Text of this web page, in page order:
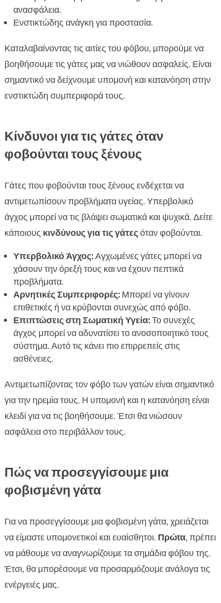
ανασφάλεια.
Ενστικτώδης ανάγκη για προστασία.
Καταλαβαίνοντας τις αιτίες του φόβου, μπορούμε να
βοηθήσουμε τις γάτες μας να νιώθουν ασφαλείς. Είναι
σημαντικό να δείχνουμε υπομονή και κατανόηση στην
ενστικτώδη συμπεριφορά τους.
Κίνδυνοι για τις γάτες όταν
φοβούνται τους ξένους
Γάτες που φοβούνται τους ξένους ενδέχεται να
αντιμετωπίσουν προβλήματα υγείας. Υπερβολικό
άγχος μπορεί να τις βλάψει σωματικά και ψυχικά. Δείτε
κάποιους κινδύνους για τις γάτεςόταν φοβούνται.
Υπερβολικό Άγχος:Αγχωμένες γάτες μπορεί να
χάσουν την όρεξή τους και να έχουν πεπτικά
προβλήματα.
Αρνητικές Συμπεριφορές:Μπορεί να γίνουν
επιθετικές ή να κρύβονται συνεχώς από φόβο.
Επιπτώσεις στη Σωματική Υγεία:Το συνεχές
άγχος μπορεί να αδυνατίσει το ανοσοποιητικό τους
σύστημα. Αυτό τις κάνει πιο επιρρεπείς στις
ασθένειες.
Αντιμετωπίζοντας τον φόβο των γατών είναι σημαντικό
για την ηρεμία τους. Η υπομονή και η κατανόηση είναι
κλειδί για να τις βοηθήσουμε. Έτσι θα νιώσουν
ασφάλεια στο περιβάλλον τους.
Πώς να προσεγγίσουμε μια
φοβισμένη γάτα
Για να προσεγγίσουμε μια φοβισμένη γάτα, χρειάζεται
να είμαστε υπομονετικοί και ευαίσθητοι. Πρώτα, πρέπει
να μάθουμε να αναγνωρίζουμε τα σημάδια φόβου της.
Έτσι, θα μπορέσουμε να προσαρμόζουμε ανάλογα τις
ενέργειές μας.